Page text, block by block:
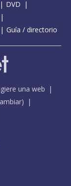
DVD
Guía / directorio
una web
)